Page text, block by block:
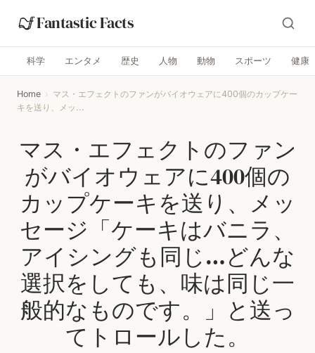
Fantastic Facts
科学 エンタメ 歴史 人物 動物 スポーツ 健康
Home › マス・エフェクトのファンがバイオウェアに400個のカップケー
キを送り、メッ...
マス・エフェクトのファン
がバイオウェアに400個の
カップケーキを送り、メッ
セージ「ケーキはバニラ、
アイシングも同じ…どんな
選択をしても、味は同じ一
般的なものです。」と送っ
てトロールした。